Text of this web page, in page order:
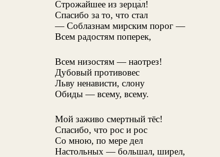
Строжайшее из зерца̀л!
Спасибо за то, что стал
— Соблазнам мирским порог —
Всем радостям поперек,
Всем низостям — наотрез!
Дубовый противовес
Льву ненависти, слону
Обиды — всему, всему.
Мой заживо смертный тёс!
Спасибо, что рос и рос
Со мною, по мере дел
Настольных — большал, ширел,